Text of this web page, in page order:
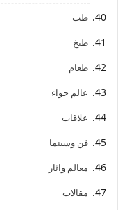
طب
طبخ
طعام
عالم حواء
علاقات
فن وسينما
معالم واثار
مقالات